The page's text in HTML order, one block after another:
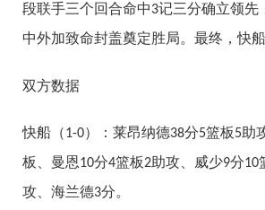
段联手三个回合命中3记三分确立领先
中外加致命封盖奠定胜局。最终，快
双方数据
快船（1-0）：莱昂纳德38分5篮板5助
板、曼恩10分4篮板2助攻、威少9分10
攻、海兰德3分。